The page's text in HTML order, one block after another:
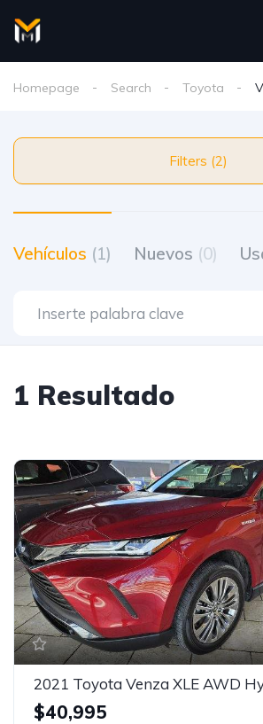
Homepage Search Toyota
Filters (2)
Vehículos (1) Nuevos (0)
1 Resultado
2021 Toyota Venza XLE AWD
$40,995